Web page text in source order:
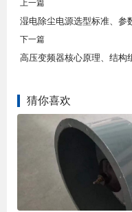
湿电除尘电源选型标准、参
下一篇
高压变频器核心原理、结构
猜你喜欢